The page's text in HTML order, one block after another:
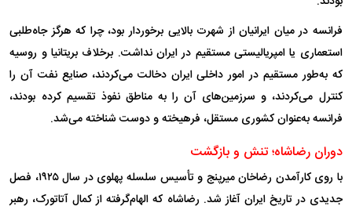
فرانسه در میان ایرانیان از شهرت بالایی برخوردار بود، چرا که هرگز جاه‌طلبی
استعماری یا امپریالیستی مستقیم در ایران نداشت. برخلاف بریتانیا و روسیه
که به‌طور مستقیم در امور داخلی ایران دخالت می‌کردند، صنایع نفت آن را
کنترل می‌کردند، و سرزمین‌های آن را به مناطق نفوذ تقسیم کرده بودند،
فرانسه به‌عنوان کشوری مستقل، فرهیخته و دوست شناخته می‌شد.
دوران رضاشاه؛ تنش و بازگشت
با روی کارآمدن رضاخان میرپنج و تأسیس سلسله پهلوی در سال ۱۹۲۵، فصل
جدیدی در تاریخ ایران آغاز شد. رضاشاه که الهام‌گرفته از کمال آتاتورک، رهبر